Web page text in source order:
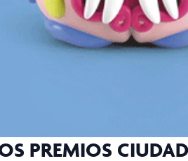
PREMIOS